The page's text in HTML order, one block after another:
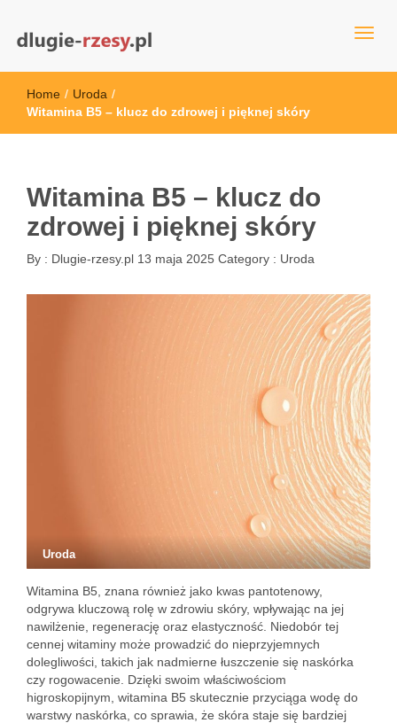
dlugie-rzesy.pl
Home / Uroda /
Witamina B5 – klucz do zdrowej i pięknej skóry
Witamina B5 – klucz do
zdrowej i pięknej skóry
By : Dlugie-rzesy.pl 13 maja 2025 Category : Uroda
Uroda
Witamina B5, znana również jako kwas pantotenowy,
odgrywa kluczową rolę w zdrowiu skóry, wpływając na jej
nawilżenie, regenerację oraz elastyczność. Niedobór tej
cennej witaminy może prowadzić do nieprzyjemnych
dolegliwości, takich jak nadmierne łuszczenie się naskórka
czy rogowacenie. Dzięki swoim właściwościom
higroskopijnym, witamina B5 skutecznie przyciąga wodę do
warstwy naskórka, co sprawia, że skóra staje się bardziej